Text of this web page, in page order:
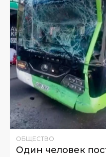
ОБЩЕСТВО
Один человек